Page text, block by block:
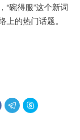
“碗得服”这个新词
的热门话题。
 